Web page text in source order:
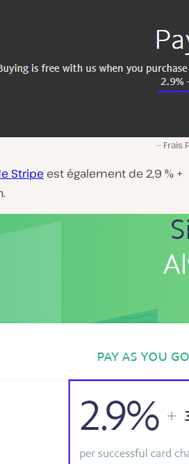
Frais
Stripe est également de 2,9 % +